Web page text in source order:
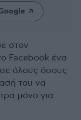
στον
Facebook ένα
σε όλους όσους
του να
μόνο για